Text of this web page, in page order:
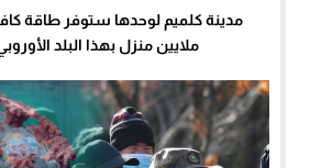
مدينة كلميم لوحدها ستوفر طاقة
ملايين منزل بهذا البلد